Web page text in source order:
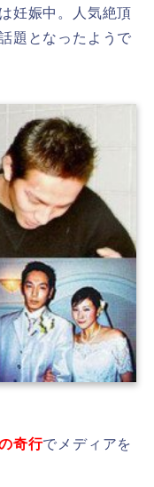
妊娠中。人気絶頂
題となったようで
奇行でメディアを